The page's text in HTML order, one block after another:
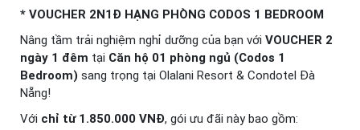
* VOUCHER 2N1Đ HẠNG PHÒNG CODOS 1 BEDROOM
Nâng tầm trải nghiệm nghỉ dưỡng của bạn với VOUCHER 2
ngày 1 đêm tại Căn hộ 01 phòng ngủ (Codos 1
Bedroom) sang trọng tại Olalani Resort & Condotel Đà
Nẵng!
Với chỉ từ 1.850.000 VNĐ, gói ưu đãi này bao gồm: